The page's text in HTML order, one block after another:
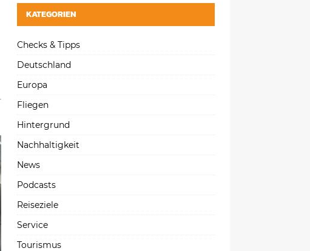
KATEGORIEN
Checks & Tipps
Deutschland
Europa
Fliegen
Hintergrund
Nachhaltigkeit
News
Podcasts
Reiseziele
Service
Tourismus